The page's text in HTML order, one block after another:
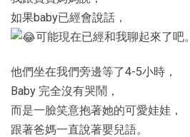
如果baby已經會說話，
可能現在已經和我聊起來了吧。
他們坐在我們旁邊等了4-5小時，
Baby 完全沒有哭鬧，
而是一臉笑意抱著她的可愛娃娃，
跟著爸媽一直說著嬰兒語。